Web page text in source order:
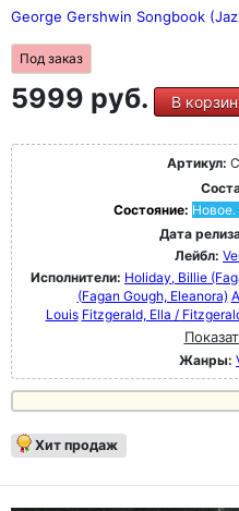
George Gershwin Songbook
Под заказ
5999 руб. В
Артикул:
Состояние: Новое.
Дата
Лейбл:
Исполнители: Holiday, Billie
(Fagan Gough, Eleanora)
Louis Fitzgerald, Ella /
Жанры:
Хит продаж